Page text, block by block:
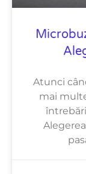
Atunci
mai